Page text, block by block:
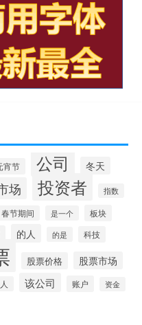
宵节 公司 冬天
场 投资者 指数
春节期间 是一个 板块
的人 的是 科技
股票价格 股票市场
该公司 账户 资金